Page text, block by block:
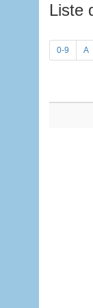
Liste
0-9 A